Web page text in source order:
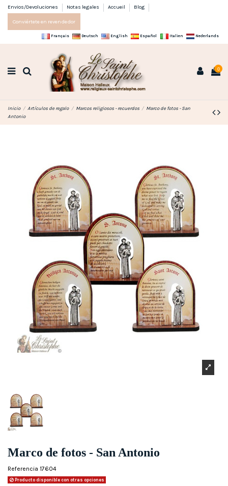
Envios/Devoluciones Notas legales Accueil Blog
Conviértete en revendedor
Français Deutsch English Español Italien Nederlands
0
Inicio Artículos de regalo Marcos religiosos - recuerdos
Marco de fotos - San
Antonio
Marco de fotos - San Antonio
Referencia 17604
Producto disponible con otras opciones